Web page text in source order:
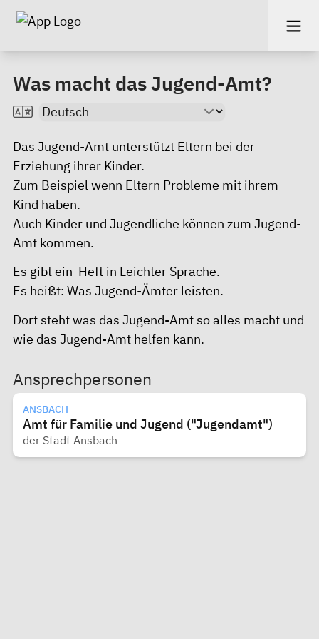
Was macht das Jugend-Amt?
Das Jugend-Amt unterstützt Eltern bei der
Erziehung ihrer Kinder.
Zum Beispiel wenn Eltern Probleme mit ihrem
Kind haben.
Auch Kinder und Jugendliche können zum Jugend-
Amt kommen.
Es gibt ein Heft in Leichter Sprache.
Es heißt: Was Jugend-Ämter leisten.
Dort steht was das Jugend-Amt so alles macht und
wie das Jugend-Amt helfen kann.
Ansprechpersonen
ANSBACH
Amt für Familie und Jugend ("Jugendamt")
der Stadt Ansbach